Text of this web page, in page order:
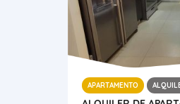
APARTAMENTO